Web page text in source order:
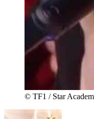
© TF1 / Star